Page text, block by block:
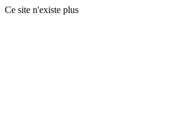
Ce site n'existe plus